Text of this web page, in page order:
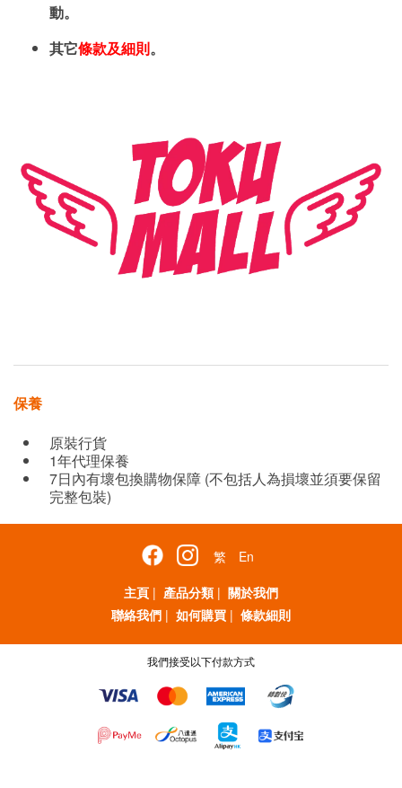
動。
其它條款及細則 。
保養
原裝行貨
1年代理保養
7日內有壞包換購物保障 (不包括人為損壞並須要保留
完整包裝)
繁
En
主頁 | 產品分類 | 關於我們
聯絡我們 | 如何購買 | 條款細則
我們接受以下付款方式